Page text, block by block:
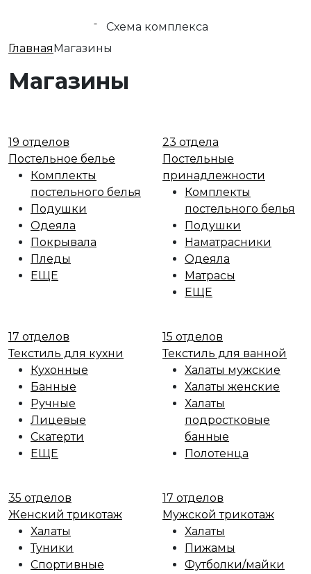
Схема комплекса
ГлавнаяМагазины
Магазины
19 отделов
Постельное белье
Комплекты
постельного белья
Подушки
Одеяла
Покрывала
Пледы
ЕЩЕ
23 отдела
Постельные
принадлежности
Комплекты
постельного белья
Подушки
Наматрасники
Одеяла
Матрасы
ЕЩЕ
17 отделов
Текстиль для кухни
Кухонные
Банные
Ручные
Лицевые
Скатерти
ЕЩЕ
15 отделов
Текстиль для ванной
Халаты мужские
Халаты женские
Халаты
подростковые
банные
Полотенца
35 отделов
Женский трикотаж
Халаты
Туники
Спортивные
17 отделов
Мужской трикотаж
Халаты
Пижамы
Футболки/майки